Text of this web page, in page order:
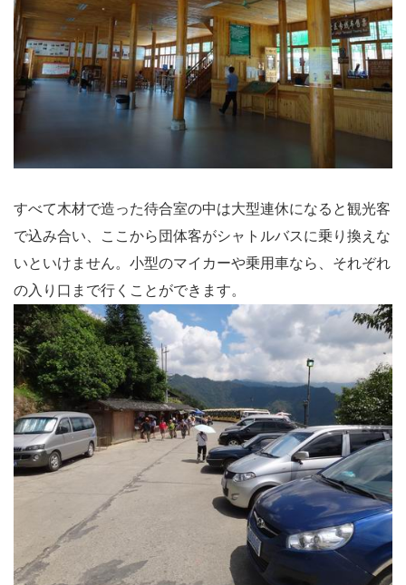
すべて木材で造った待合室の中は大型連休になると観光客
で込み合い、ここから団体客がシャトルバスに乗り換えな
いといけません。小型のマイカーや乗用車なら、それぞれ
の入り口まで行くことができます。